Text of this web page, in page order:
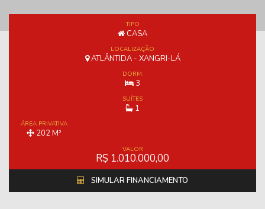
TIPO
CASA
LOCALIZAÇÃO
ATLÂNTIDA - XANGRI-LÁ
DORM.
3
SUÍTES
1
ÁREA PRIVATIVA
202 M²
VALOR
R$ 1.010.000,00
SIMULAR FINANCIAMENTO